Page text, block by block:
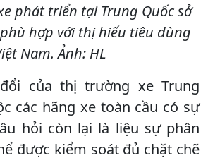
phát triển tại Trung Quốc sở
hợp với thị hiếu tiêu dùng
Nam. Ảnh: HL
của thị trường xe Trung
các hãng xe toàn cầu có sự
hỏi còn lại là liệu sự phân
được kiểm soát đủ chặt chẽ